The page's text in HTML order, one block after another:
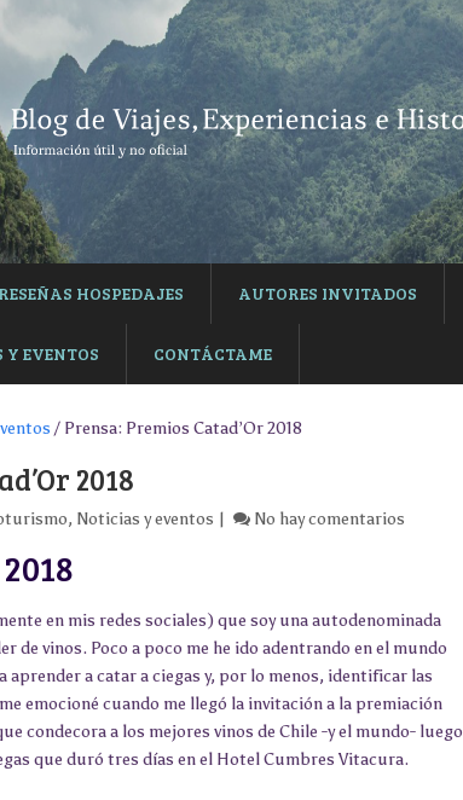
RESEÑAS HOSPEDAJES AUTORES INVITADOS
EVENTOS CONTÁCTAME
/ Prensa: Premios Catad’Or 2018
2018
, Noticias y eventos No hay comentarios
en mis redes sociales) que soy una autodenominada
de vinos. Poco a poco me he ido adentrando en el mundo
a catar a ciegas y, por lo menos, identificar las
emocioné cuando me llegó la invitación a la premiación
condecora a los mejores vinos de Chile -y el mundo- luego
que duró tres días en el Hotel Cumbres Vitacura.